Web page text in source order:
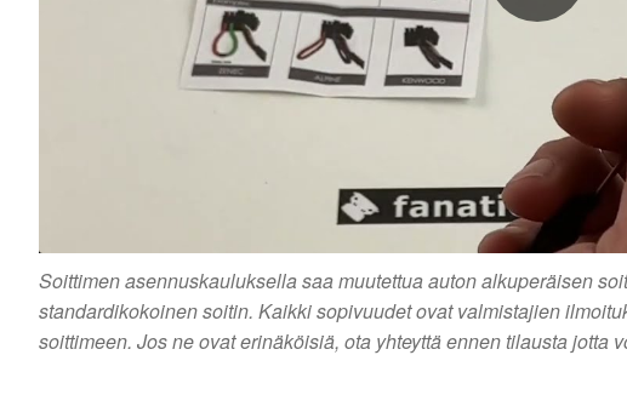
Soittimen asennuskauluksella saa muutettua auton alkuperäisen
standardikokoinen soitin. Kaikki sopivuudet ovat valmistajien
soittimeen. Jos ne ovat erinäköisiä, ota yhteyttä ennen tilausta jotta